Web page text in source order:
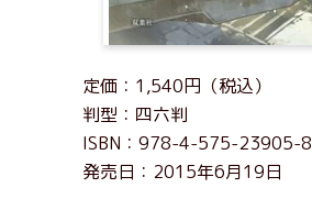
定価：1,540円（税込）
判型：四六判
ISBN：978-4-575-23905-8
発売日：2015年6月19日